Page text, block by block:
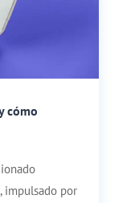
cómo
impulsado por